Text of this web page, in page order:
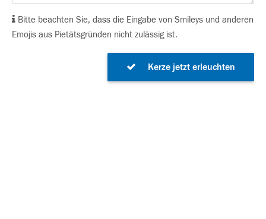
Bitte beachten Sie, dass die Eingabe von Smileys und anderen
Emojis aus Pietätsgründen nicht zulässig ist.
Kerze jetzt erleuchten